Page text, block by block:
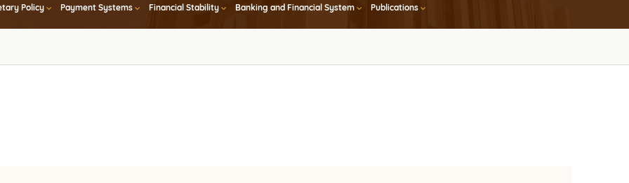
Policy Payment Systems Financial Stability Banking and Financial System Publications